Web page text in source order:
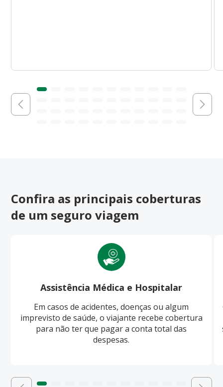
Confira as principais coberturas
de um seguro viagem
Assistência Médica e Hospitalar
Em casos de acidentes, doenças ou algum
imprevisto de saúde, o viajante recebe cobertura
para não ter que pagar a conta total das
despesas.